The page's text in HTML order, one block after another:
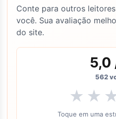
Conte para outros
você. Sua avaliação
do site.
5,0
562
★ ★
Toque em uma